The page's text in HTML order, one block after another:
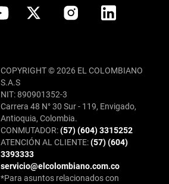
COPYRIGHT © 2026 EL COLOMBIANO
S.A.S
NIT: 890901352-3
Carrera 48 N° 30 Sur - 119, Envigado,
Antioquia, Colombia.
CONMUTADOR:(57) (604) 3315252
ATENCIÓN AL CLIENTE:(57) (604)
3393333
servicio@elcolombiano.com.co
*Para asuntos relacionados con